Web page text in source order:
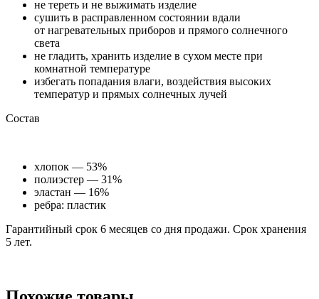
не тереть и не выжимать изделие
сушить в расправленном состоянии вдали
от нагревательных приборов и прямого солнечного
света
не гладить, хранить изделие в сухом месте при
комнатной температуре
избегать попадания влаги, воздействия высоких
температур и прямых солнечных лучей
Состав
хлопок — 53%
полиэстер — 31%
эластан — 16%
ребра: пластик
Гарантийный срок 6 месяцев со дня продажи. Срок хранения
5 лет.